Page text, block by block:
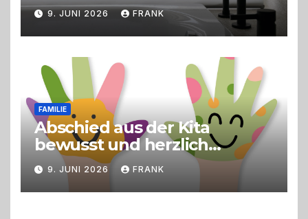
9. JUNI 2026 FRANK
FAMILIE
Abschied aus der Kita
bewusst und herzlich
gestalten
9. JUNI 2026 FRANK